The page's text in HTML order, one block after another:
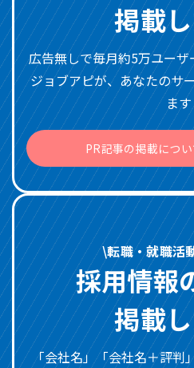
掲載
広告無しで毎月約5万ユー
ジョブアピが、あなたのサ
ます
PR記事の掲載につ
\転職・就職活
採用情報
掲載
「会社名」「会社名＋評判